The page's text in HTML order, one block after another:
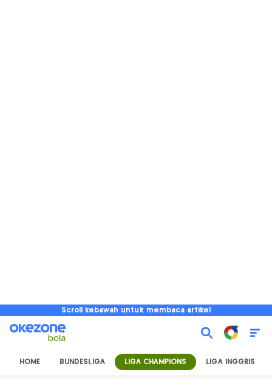
Scroll kebawah untuk membaca artikel
HOME BUNDESLIGA LIGA CHAMPIONS LIGA INGGRIS